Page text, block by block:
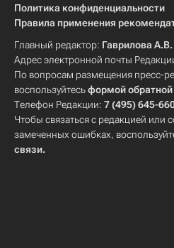
Политика конфиденциальности
Правила применения
Главный редактор: Гаврилова А.В.
Адрес электронной почты
По вопросам размещения пресс-
воспользуйтесьформой обратной
Телефон Редакции: 7 (495) 645-
Чтобы связаться с редакцией или
замеченных ошибках,
связи.